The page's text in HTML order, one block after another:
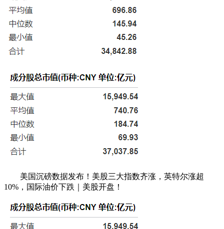
美国沉磅数据发布！美股三大指数齐涨，英特尔涨超
10%，国际油价下跌｜美股开盘！